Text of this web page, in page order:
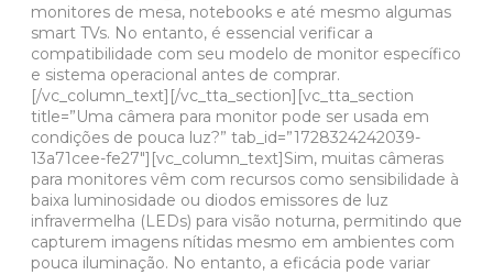
monitores de mesa, notebooks e até mesmo algumas
smart TVs. No entanto, é essencial verificar a
compatibilidade com seu modelo de monitor específico
e sistema operacional antes de comprar.
[/vc_column_text][/vc_tta_section][vc_tta_section
title=”Uma câmera para monitor pode ser usada em
condições de pouca luz?” tab_id=”1728324242039-
13a71cee-fe27″][vc_column_text]Sim, muitas câmeras
para monitores vêm com recursos como sensibilidade à
baixa luminosidade ou diodos emissores de luz
infravermelha (LEDs) para visão noturna, permitindo que
capturem imagens nítidas mesmo em ambientes com
pouca iluminação. No entanto, a eficácia pode variar